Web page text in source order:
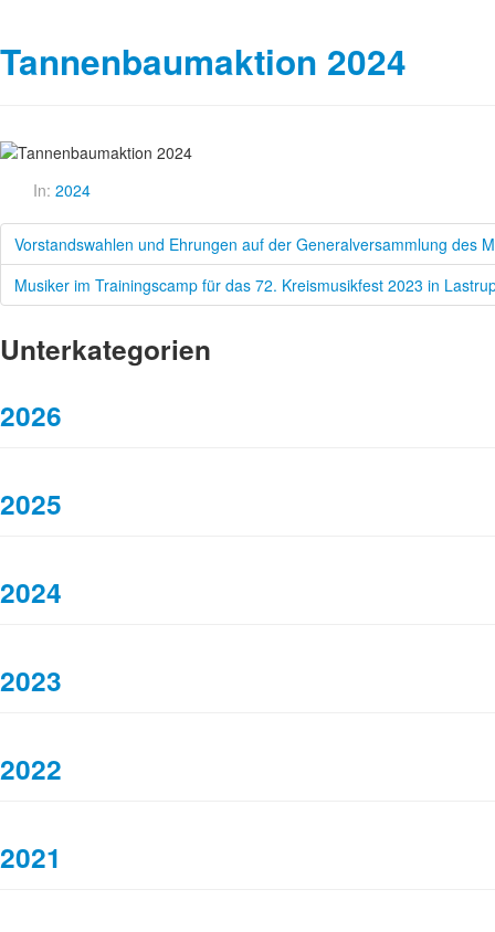
Tannenbaumaktion 2024
In: 2024
Vorstandswahlen und Ehrungen auf der Generalversammlung des
Musiker im Trainingscamp für das 72. Kreismusikfest 2023 in
Unterkategorien
2026
2025
2024
2023
2022
2021